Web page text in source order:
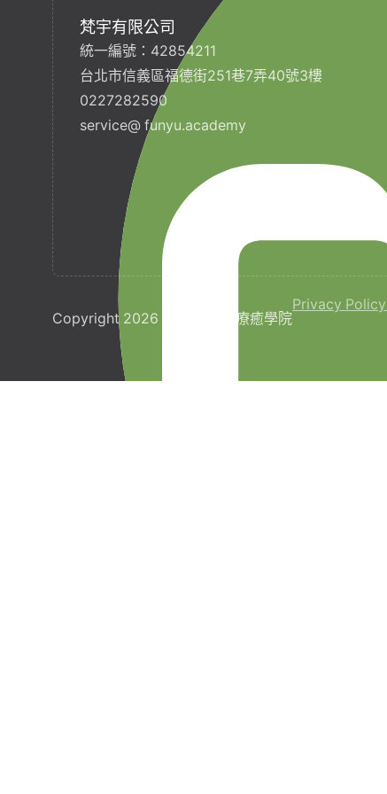
梵宇有限公司
統一編號：42854211
台北市信義區福德街251巷7弄40號3樓
0227282590
service@ funyu.academy
Copyright 2026 © 梵宇全人療癒學院
Privacy Policy